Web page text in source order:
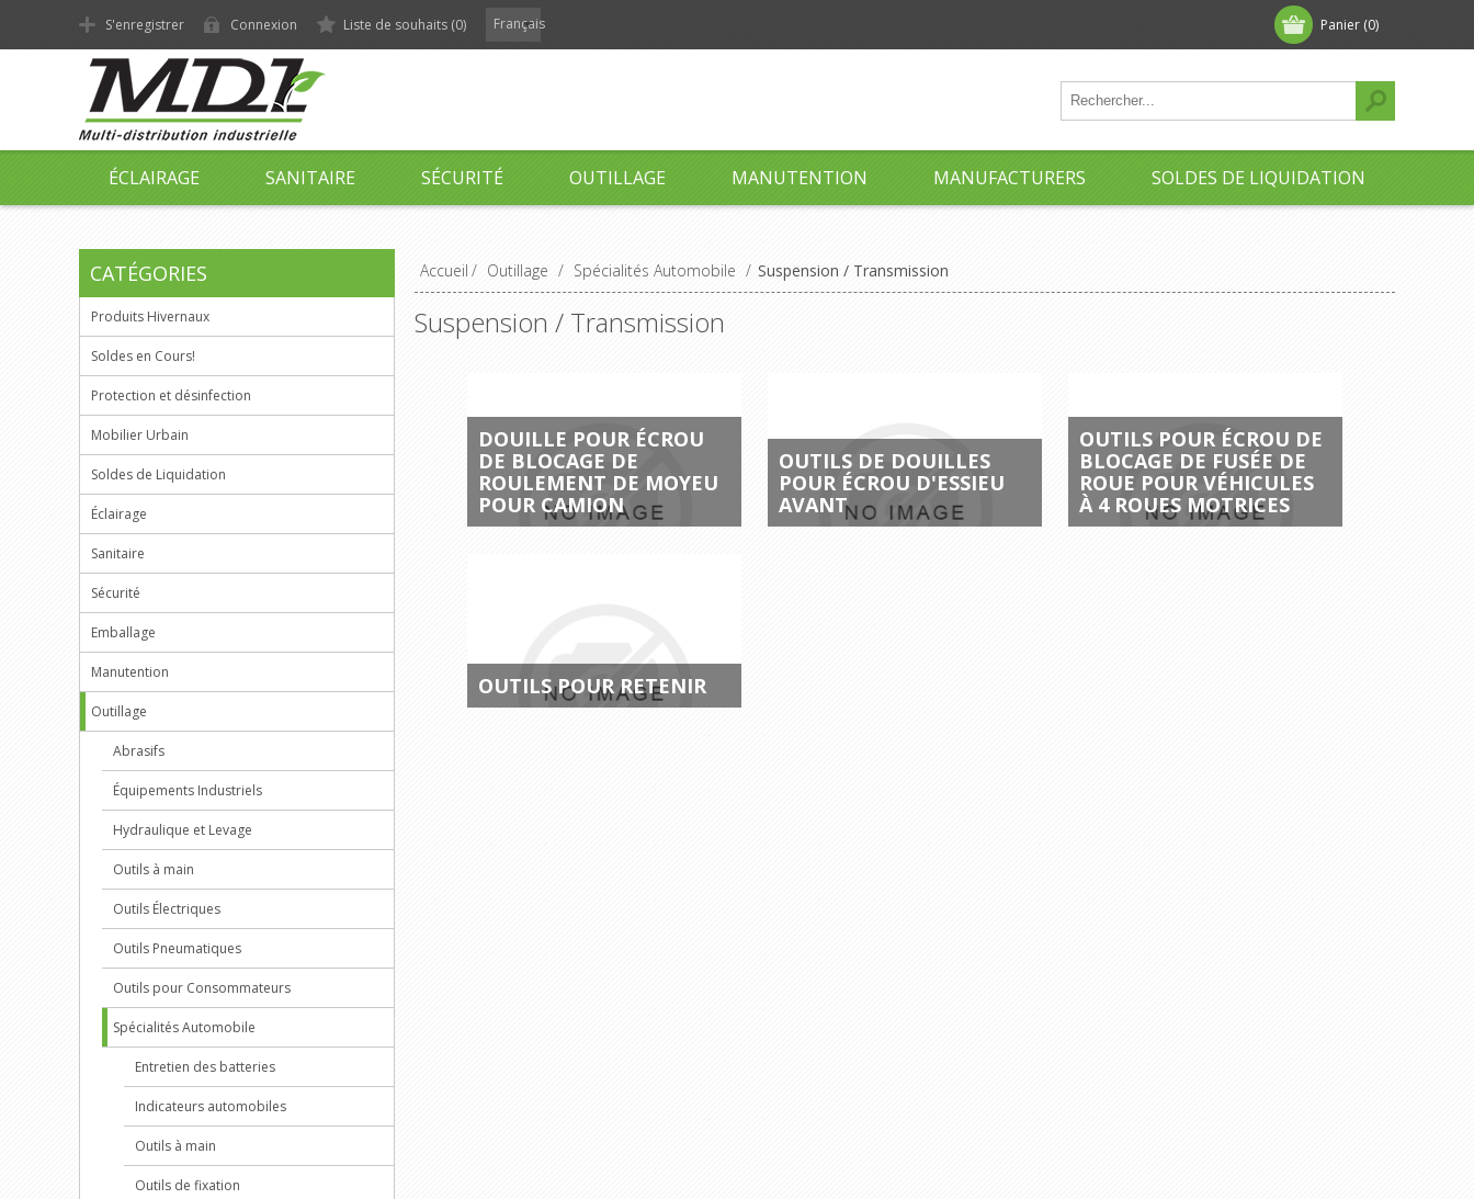
Panier (0)
S'enregistrer Connexion Liste de souhaits (0) Français
ÉCLAIRAGE SANITAIRE SÉCURITÉ OUTILLAGE MANUTENTION MANUFACTURERS SOLDES DE LIQUIDATION
Accueil / Outillage / Spécialités Automobile / Suspension / Transmission
Suspension / Transmission
DOUILLE POUR ÉCROU
DE BLOCAGE DE
ROULEMENT DE MOYEU
POUR CAMION
OUTILS DE DOUILLES
POUR ÉCROU D'ESSIEU
AVANT
OUTILS POUR ÉCROU DE
BLOCAGE DE FUSÉE DE
ROUE POUR VÉHICULES
À 4 ROUES MOTRICES
OUTILS POUR RETENIR
CATÉGORIES
Produits Hivernaux
Soldes en Cours!
Protection et désinfection
Mobilier Urbain
Soldes de Liquidation
Éclairage
Sanitaire
Sécurité
Emballage
Manutention
Outillage
Abrasifs
Équipements Industriels
Hydraulique et Levage
Outils à main
Outils Électriques
Outils Pneumatiques
Outils pour Consommateurs
Spécialités Automobile
Entretien des batteries
Indicateurs automobiles
Outils à main
Outils de fixation